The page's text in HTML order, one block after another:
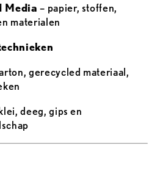
Media – papier, stoffen,
materialen
gerecycled materiaal,
deeg, gips en